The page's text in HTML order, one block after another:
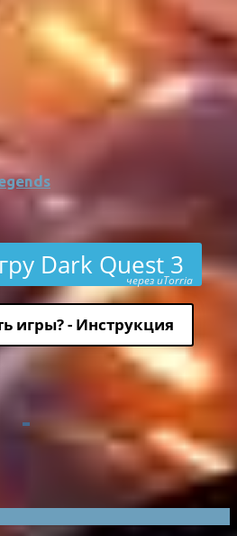
Dark Quest 3
через uTorria
игры? - Инструкция